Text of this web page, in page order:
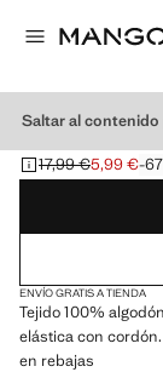
Saltar al
JOGGERS
Precio inicial
17,99 €
Precio actual [5,99
5,99 €-
Selecciona un color
ENVÍO GRATIS A TIENDA
Tejido 100%
elástica con
en rebajas